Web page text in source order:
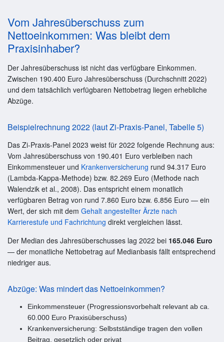
Vom Jahresüberschuss zum
Nettoeinkommen: Was bleibt dem
Praxisinhaber?
Der Jahresüberschuss ist nicht das verfügbare Einkommen.
Zwischen 190.400 Euro Jahresüberschuss (Durchschnitt 2022)
und dem tatsächlich verfügbaren Nettobetrag liegen erhebliche
Abzüge.
Beispielrechnung 2022 (laut Zi-Praxis-Panel, Tabelle 5)
Das Zi-Praxis-Panel 2023 weist für 2022 folgende Rechnung aus:
Vom Jahresüberschuss von 190.401 Euro verbleiben nach
Einkommensteuer und Krankenversicherung rund 94.317 Euro
(Lambda-Kappa-Methode) bzw. 82.269 Euro (Methode nach
Walendzik et al., 2008). Das entspricht einem monatlich
verfügbaren Betrag von rund 7.860 Euro bzw. 6.856 Euro — ein
Wert, der sich mit dem Gehalt angestellter Ärzte nach
Karrierestufe und Fachrichtung direkt vergleichen lässt.
Der Median des Jahresüberschusses lag 2022 bei 165.046 Euro
— der monatliche Nettobetrag auf Medianbasis fällt entsprechend
niedriger aus.
Abzüge: Was mindert das Nettoeinkommen?
Einkommensteuer (Progressionsvorbehalt relevant ab ca.
60.000 Euro Praxisüberschuss)
Krankenversicherung: Selbstständige tragen den vollen
Beitrag, gesetzlich oder privat